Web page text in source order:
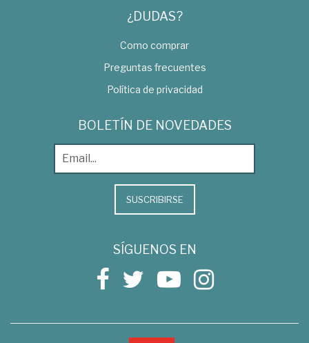
¿DUDAS?
Como comprar
Preguntas frecuentes
Política de privacidad
BOLETÍN DE NOVEDADES
SUSCRIBIRSE
SÍGUENOS EN